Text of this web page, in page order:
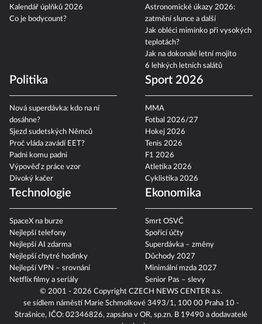
© 2001 - 2026 CopyrightCZECH NEWS CENTER a.s.
se sídlem náměstí Marie Schmolkové 3493/1, 100 00 Praha 10 -
Kvízy pro seniory
Kalendář úplňků 2026
z minulého života
Astronomické úkazy 2026:
zatmění slunce a další
Jak obléci miminko při vysokých
teplotách?
Jak na dokonalé letní mojito
6 lehkých letních salátů
Nová superdávka: kdo na ní
dosáhne?
Sjezd sudetských Němců
Proč vláda zavádí EET?
Padni komu padni
Výpověď z práce vzor
Divoký kačer
Sport 2026
MMA
Fotbal 2026/27
Hokej 2026
Tenis 2026
F1 2026
Atletika 2026
Cyklistika 2026
Technologie
SpaceX na burze
Nejlepší telefony
Nejlepší AI zdarma
Nejlepší chytré hodinky
Nejlepší VPN – srovnání
Netflix filmy a seriály
Smrt OSVČ
Spořicí účty
Superdávka – změny
Důchody 2027
Minimální mzda 2027
Senior Pas – slevy